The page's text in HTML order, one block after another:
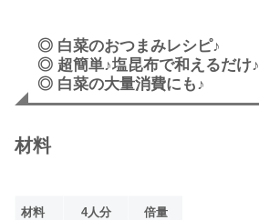
◎ 白菜のおつまみレシピ♪
◎ 超簡単♪塩昆布で和えるだけ♪
◎ 白菜の大量消費にも♪
材料
材料 4人分 倍量